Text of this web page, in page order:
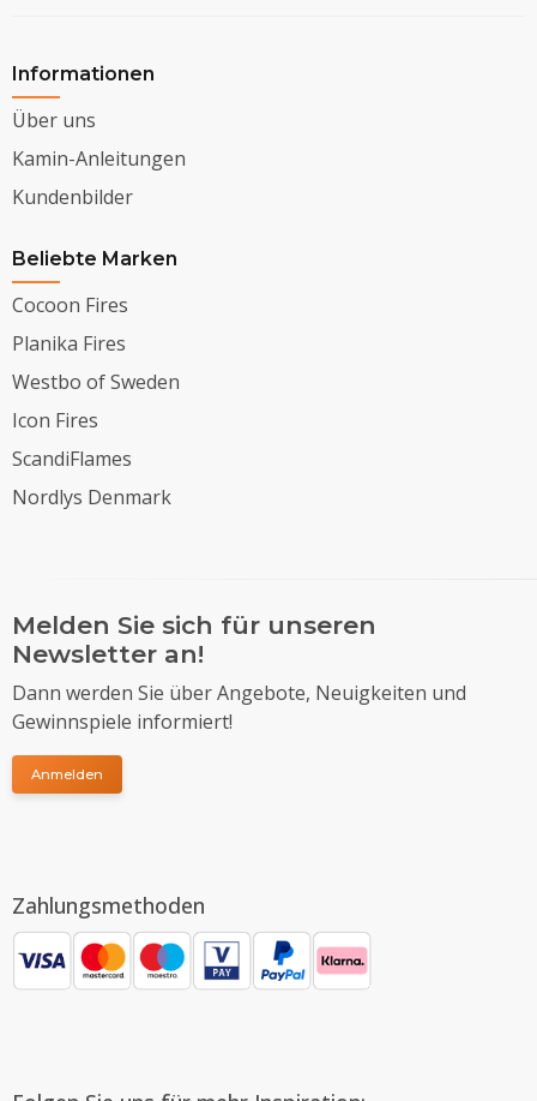
Informationen
Über uns
Kamin-Anleitungen
Kundenbilder
Beliebte Marken
Cocoon Fires
Planika Fires
Westbo of Sweden
Icon Fires
ScandiFlames
Nordlys Denmark
Melden Sie sich für unseren
Newsletter an!
Dann werden Sie über Angebote, Neuigkeiten und
Gewinnspiele informiert!
Anmelden
Zahlungsmethoden